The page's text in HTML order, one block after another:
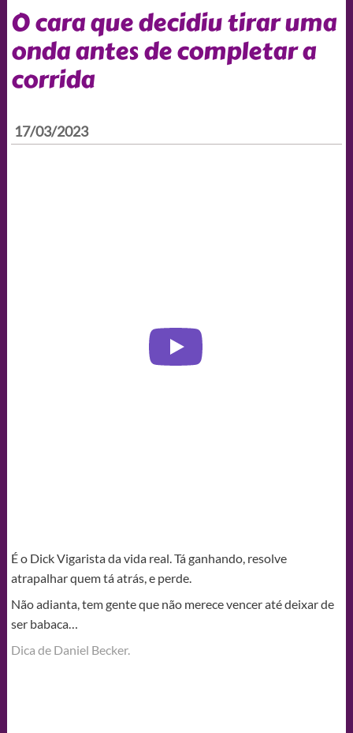
O cara que decidiu tirar uma
onda antes de completar a
corrida
17/03/2023
É o Dick Vigarista da vida real. Tá ganhando, resolve
atrapalhar quem tá atrás, e perde.
Não adianta, tem gente que não merece vencer até deixar de
ser babaca…
Dica de Daniel Becker.